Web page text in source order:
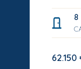
8
62.150